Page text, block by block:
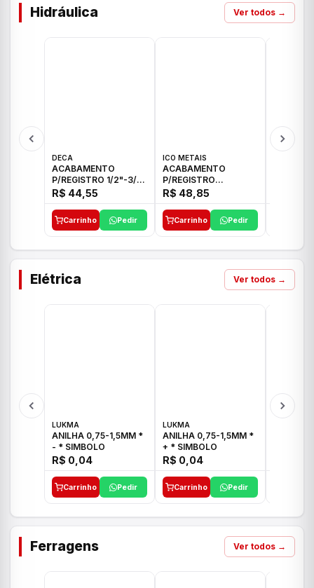
Hidráulica Ver todos →
DECA
ACABAMENTO
P/REGISTRO 1/2"-3/4"
E 1"C21.PQ DECA
R$ 44,55
Carrinho Pedir
ICO METAIS
ACABAMENTO
P/REGISTRO
1/2"-3/4"-1" ACB M
CS 33 ICO
R$ 48,85
Carrinho Pedir
Elétrica Ver todos →
LUKMA
ANILHA 0,75-1,5MM *
- * SIMBOLO
R$ 0,04
Carrinho Pedir
LUKMA
ANILHA 0,75-1,5MM *
+ * SIMBOLO
R$ 0,04
Carrinho Pedir
Ferragens Ver todos →